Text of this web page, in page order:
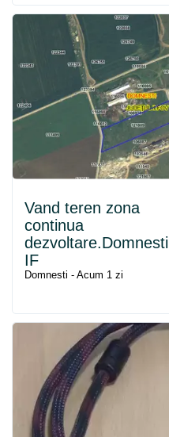
Vand teren zona
continua
dezvoltare.Domnesti
IF
Domnesti - Acum 1 zi